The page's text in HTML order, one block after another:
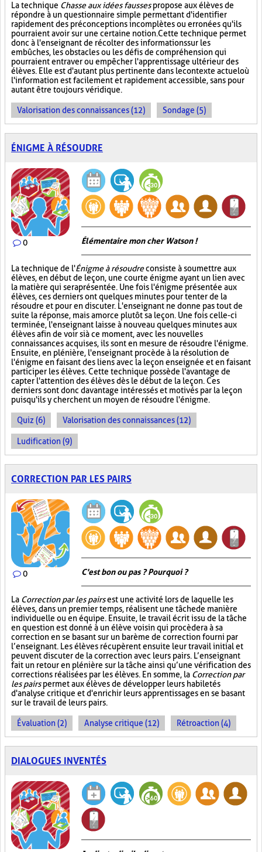
La technique Chasse aux idées faussespropose aux élèves de
répondre à un questionnaire simple permettant d'identifier
rapidement des préconceptions incomplètes ou erronées qu'ils
pourraient avoir sur une certaine notion. Cette technique permet
donc à l'enseignant de récolter des informations sur les
embûches, les obstacles ou les défis de compréhension qui
pourraient entraver ou empêcher l'apprentissage ultérieur des
élèves. Elle est d'autant plus pertinente dans le contexte actuel où
l'information est facilement et rapidement accessible, sans pour
autant être toujours véridique.
Valorisation des connaissances (12) Sondage (5)
ÉNIGME À RÉSOUDRE
0 Élémentaire mon cher Watson !
La technique de l'Énigme à résoudreconsiste à soumettre aux
élèves, en début de leçon, une courte énigme ayant un lien avec
la matière qui sera présentée. Une fois l'énigme présentée aux
élèves, ces derniers ont quelques minutes pour tenter de la
résoudre et pour en discuter. L'enseignant ne donne pas tout de
suite la réponse, mais amorce plutôt sa leçon. Une fois celle-ci
terminée, l'enseignant laisse à nouveau quelques minutes aux
élèves afin de voir si à ce moment, avec les nouvelles
connaissances acquises, ils sont en mesure de résoudre l'énigme.
Ensuite, en plénière, l'enseignant procède à la résolution de
l'énigme en faisant des liens avec la leçon enseignée et en faisant
participer les élèves. Cette technique possède l'avantage de
capter l'attention des élèves dès le début de la leçon. Ces
derniers sont donc davantage intéressés et motivés par la leçon
puisqu'ils y cherchent un moyen de résoudre l'énigme.
Quiz (6) Valorisation des connaissances (12)
Ludification (9)
CORRECTION PAR LES PAIRS
0 C'est bon ou pas ? Pourquoi ?
La Correction par les pairsest une activité lors de laquelle les
élèves, dans un premier temps, réalisent une tâche de manière
individuelle ou en équipe. Ensuite, le travail écrit issu de la tâche
en question est donné à un élève voisin qui procèdera à sa
correction en se basant sur un barème de correction fourni par
l’enseignant. Les élèves récupèrent ensuite leur travail initial et
peuvent discuter de la correction avec leurs pairs. L’enseignant
fait un retour en plénière sur la tâche ainsi qu’une vérification des
corrections réalisées par les élèves. En somme, la Correction par
les pairspermet aux élèves de développer leurs habiletés
d'analyse critique et d'enrichir leurs apprentissages en se basant
sur le travail de leurs pairs.
Évaluation (2) Analyse critique (12) Rétroaction (4)
DIALOGUES INVENTÉS